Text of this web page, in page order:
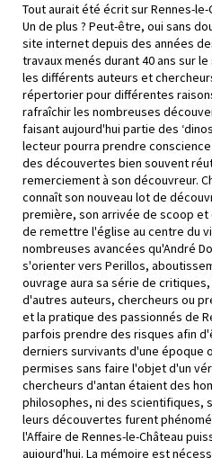
Tout aurait été écrit sur Rennes-le-
Un de plus ? Peut-être, oui sans
site internet depuis des années
travaux menés durant 40 ans sur
les différents auteurs et
répertorier pour différentes
rafraîchir les nombreuses
faisant aujourd'hui partie des
lecteur pourra prendre
des découvertes bien souvent
remerciement à son découvreur.
connaît son nouveau lot de
première, son arrivée de scoop
de remettre l'église au centre du
nombreuses avancées qu'André
s'orienter vers Perillos,
ouvrage aura sa série de
d'autres auteurs, chercheurs ou
et la pratique des passionnés de
parfois prendre des risques afin
derniers survivants d'une époque
permises sans faire l'objet d'un
chercheurs d'antan étaient des
philosophes, ni des scientifiques,
leurs découvertes furent
l'Affaire de Rennes-le-Château
aujourd'hui. La mémoire est